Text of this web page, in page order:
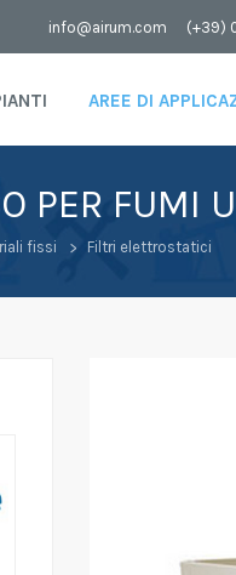
info@airum.com (+39)
AREE DI
PER FUMI
fissi Filtri elettrostatici